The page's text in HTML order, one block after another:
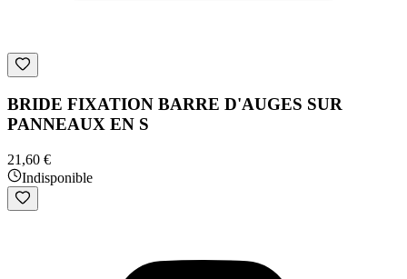
BRIDE FIXATION BARRE D'AUGES SUR
PANNEAUX EN S
21,60 €
Indisponible